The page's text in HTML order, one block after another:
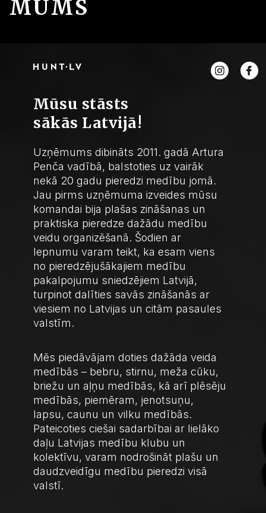
MUMS
Mūsu stāsts
sākās Latvijā!
Uzņēmums dibināts 2011. gadā Artura
Penča vadībā, balstoties uz vairāk
nekā 20 gadu pieredzi medību jomā.
Jau pirms uzņēmuma izveides mūsu
komandai bija plašas zināšanas un
praktiska pieredze dažādu medību
veidu organizēšanā. Šodien ar
lepnumu varam teikt, ka esam viens
no pieredzējušākajiem medību
pakalpojumu sniedzējiem Latvijā,
turpinot dalīties savās zināšanās ar
viesiem no Latvijas un citām pasaules
valstīm.
Mēs piedāvājam doties dažāda veida
medībās – bebru, stirnu, meža cūku,
briežu un aļņu medībās, kā arī plēsēju
medībās, piemēram, jenotsuņu,
lapsu, caunu un vilku medībās.
Pateicoties ciešai sadarbībai ar lielāko
daļu Latvijas medību klubu un
kolektīvu, varam nodrošināt plašu un
daudzveidīgu medību pieredzi visā
valstī.